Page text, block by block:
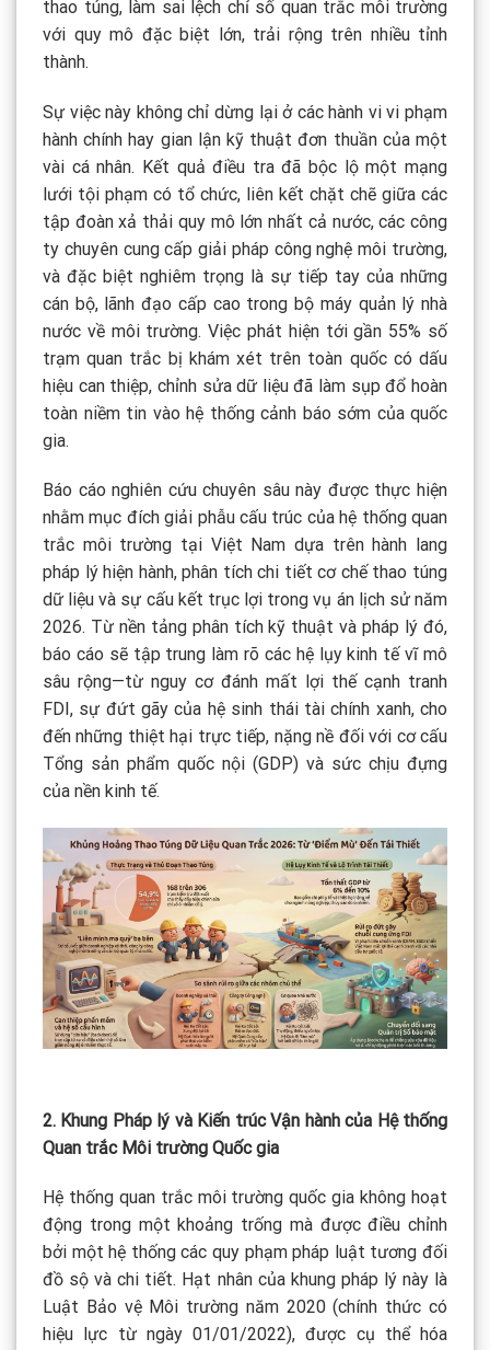
thao túng, làm sai lệch chỉ số quan trắc môi trường
với quy mô đặc biệt lớn, trải rộng trên nhiều tỉnh
thành.
Sự việc này không chỉ dừng lại ở các hành vi vi phạm
hành chính hay gian lận kỹ thuật đơn thuần của một
vài cá nhân. Kết quả điều tra đã bộc lộ một mạng
lưới tội phạm có tổ chức, liên kết chặt chẽ giữa các
tập đoàn xả thải quy mô lớn nhất cả nước, các công
ty chuyên cung cấp giải pháp công nghệ môi trường,
và đặc biệt nghiêm trọng là sự tiếp tay của những
cán bộ, lãnh đạo cấp cao trong bộ máy quản lý nhà
nước về môi trường. Việc phát hiện tới gần 55% số
trạm quan trắc bị khám xét trên toàn quốc có dấu
hiệu can thiệp, chỉnh sửa dữ liệu đã làm sụp đổ hoàn
toàn niềm tin vào hệ thống cảnh báo sớm của quốc
gia.
Báo cáo nghiên cứu chuyên sâu này được thực hiện
nhằm mục đích giải phẫu cấu trúc của hệ thống quan
trắc môi trường tại Việt Nam dựa trên hành lang
pháp lý hiện hành, phân tích chi tiết cơ chế thao túng
dữ liệu và sự cấu kết trục lợi trong vụ án lịch sử năm
2026. Từ nền tảng phân tích kỹ thuật và pháp lý đó,
báo cáo sẽ tập trung làm rõ các hệ lụy kinh tế vĩ mô
sâu rộng—từ nguy cơ đánh mất lợi thế cạnh tranh
FDI, sự đứt gãy của hệ sinh thái tài chính xanh, cho
đến những thiệt hại trực tiếp, nặng nề đối với cơ cấu
Tổng sản phẩm quốc nội (GDP) và sức chịu đựng
của nền kinh tế.
2. Khung Pháp lý và Kiến trúc Vận hành của Hệ thống
Quan trắc Môi trường Quốc gia
Hệ thống quan trắc môi trường quốc gia không hoạt
động trong một khoảng trống mà được điều chỉnh
bởi một hệ thống các quy phạm pháp luật tương đối
đồ sộ và chi tiết. Hạt nhân của khung pháp lý này là
Luật Bảo vệ Môi trường năm 2020 (chính thức có
hiệu lực từ ngày 01/01/2022), được cụ thể hóa